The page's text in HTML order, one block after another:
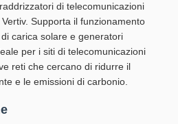
di telecomunicazioni
Supporta il funzionamento
carica solare e generatori
per i siti di telecomunicazioni
reti che cercano di ridurre il
e le emissioni di carbonio.